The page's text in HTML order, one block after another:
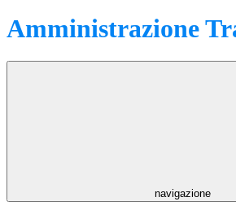
Amministrazione
navigazione